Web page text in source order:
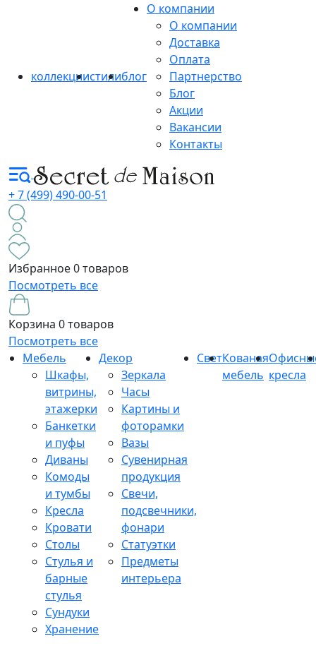
коллекциистилиблог
О компании
О компании
Доставка
Оплата
Партнерство
Блог
Акции
Вакансии
Контакты
+ 7 (499) 490-00-51
Избранное0 товаров
Посмотреть все
Корзина 0 товаров
Посмотреть все
Мебель
Шкафы,
витрины,
этажерки
Банкетки
и пуфы
Диваны
Комоды
и тумбы
Кресла
Кровати
Столы
Стулья и
барные
стулья
Сундуки
Хранение
Декор
Зеркала
Часы
Картины и
фоторамки
Вазы
Сувенирная
продукция
Свечи,
подсвечники,
фонари
Статуэтки
Предметы
интерьера
СветКованая
мебель кресла